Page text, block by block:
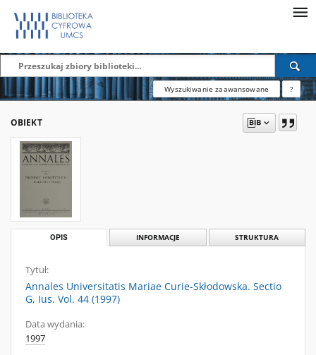
Wyszukiwanie zaawansowane ?
OBIEKT
OPIS INFORMACJE STRUKTURA
Tytuł:
Annales Universitatis Mariae Curie-Skłodowska. Sectio
G, Ius. Vol. 44 (1997)
Data wydania:
1997